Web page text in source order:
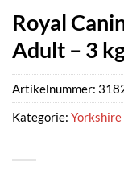
Royal
Adult – 3
Artikelnummer:
Kategorie: